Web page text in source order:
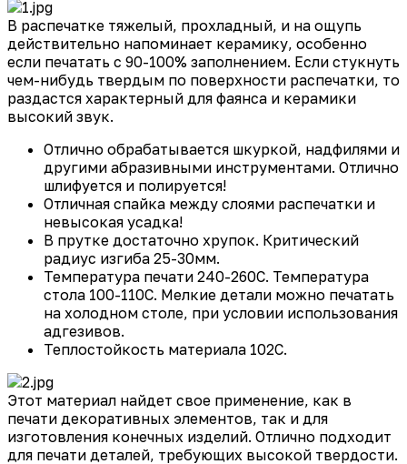
В распечатке тяжелый, прохладный, и на ощупь
действительно напоминает керамику, особенно
если печатать с 90-100% заполнением. Если стукнуть
чем-нибудь твердым по поверхности распечатки, то
раздастся характерный для фаянса и керамики
высокий звук.
Отлично обрабатывается шкуркой, надфилями и
другими абразивными инструментами. Отлично
шлифуется и полируется!
Отличная спайка между слоями распечатки и
невысокая усадка!
В прутке достаточно хрупок. Критический
радиус изгиба 25-30мм.
Температура печати 240-260С. Температура
стола 100-110С. Мелкие детали можно печатать
на холодном столе, при условии использования
адгезивов.
Теплостойкость материала 102С.
Этот материал найдет свое применение, как в
печати декоративных элементов, так и для
изготовления конечных изделий. Отлично подходит
для печати деталей, требующих высокой твердости.